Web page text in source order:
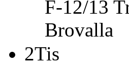
F-12/13
Brovalla
2Tis